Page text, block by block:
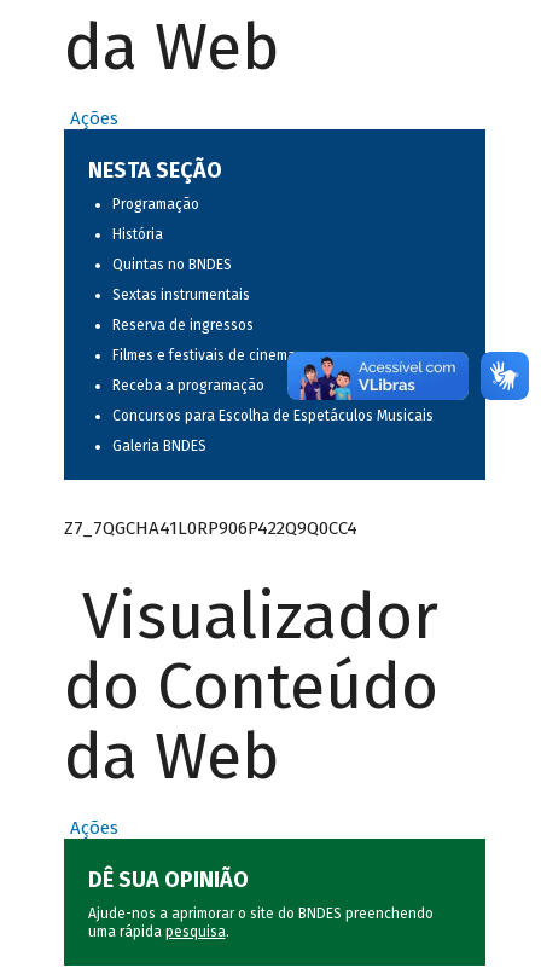
da Web
Ações
NESTA SEÇÃO
Programação
História
Quintas no BNDES
Sextas instrumentais
Reserva de ingressos
Filmes e festivais de cinema
Receba a programação
Concursos para Escolha de Espetáculos Musicais
Galeria BNDES
Z7_7QGCHA41L0RP906P422Q9Q0CC4
Visualizador
do Conteúdo
da Web
Ações
DÊ SUA OPINIÃO
Ajude-nos a aprimorar o site do BNDES preenchendo
uma rápida pesquisa.